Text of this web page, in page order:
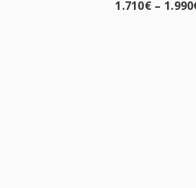
1.710€ – 1.990